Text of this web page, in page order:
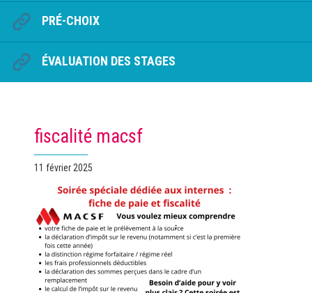
PRÉ-CHOIX
ÉVALUATION DES STAGES
fiscalité macsf
Publié
11 février 2025